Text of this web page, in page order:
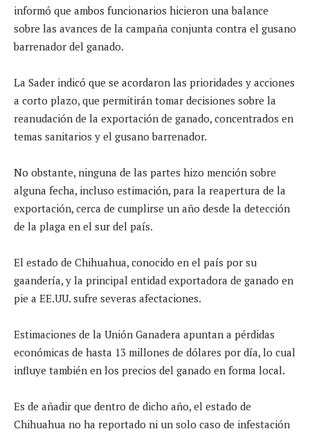
informó que ambos funcionarios hicieron una balance
sobre las avances de la campaña conjunta contra el gusano
barrenador del ganado.
La Sader indicó que se acordaron las prioridades y acciones
a corto plazo, que permitirán tomar decisiones sobre la
reanudación de la exportación de ganado, concentrados en
temas sanitarios y el gusano barrenador.
No obstante, ninguna de las partes hizo mención sobre
alguna fecha, incluso estimación, para la reapertura de la
exportación, cerca de cumplirse un año desde la detección
de la plaga en el sur del país.
El estado de Chihuahua, conocido en el país por su
gaandería, y la principal entidad exportadora de ganado en
pie a EE.UU. sufre severas afectaciones.
Estimaciones de la Unión Ganadera apuntan a pérdidas
económicas de hasta 13 millones de dólares por día, lo cual
influye también en los precios del ganado en forma local.
Es de añadir que dentro de dicho año, el estado de
Chihuahua no ha reportado ni un solo caso de infestación